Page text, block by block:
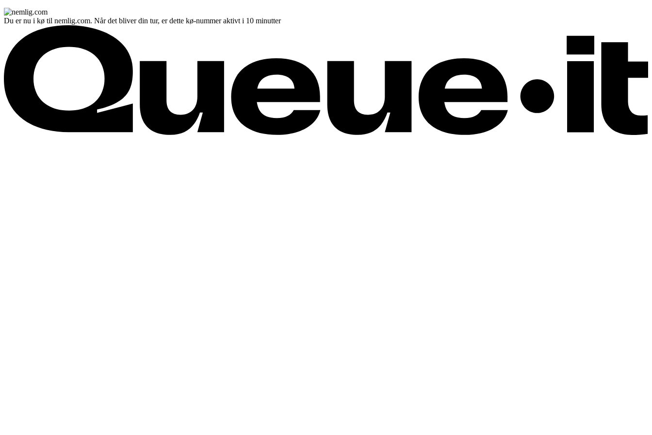
Du er nu i kø til nemlig.com. Når det bliver din tur, er dette kø-nummer aktivt i 10 minutter